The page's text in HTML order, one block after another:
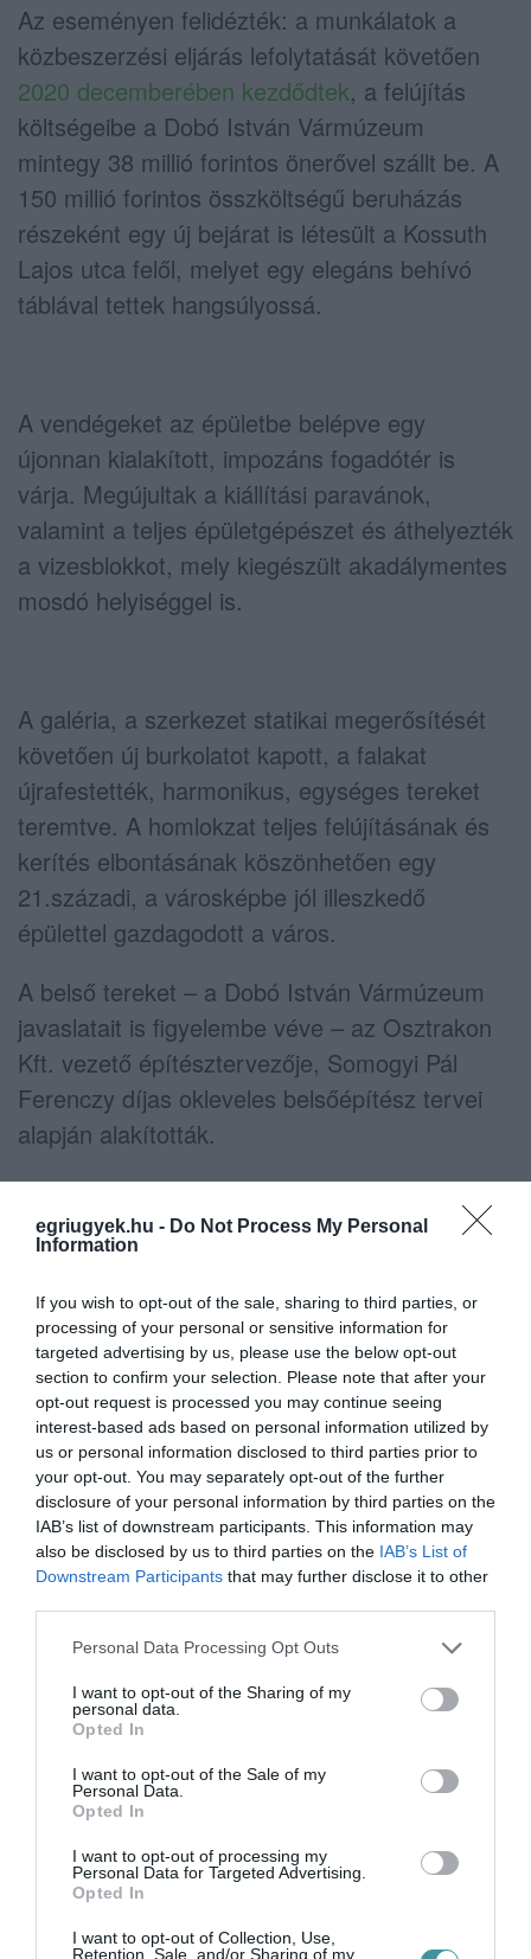
egriugyek.hu - Do Not Process My Personal
Information
If you wish to opt-out of the sale, sharing to third parties, or
processing of your personal or sensitive information for
targeted advertising by us, please use the below opt-out
section to confirm your selection. Please note that after your
opt-out request is processed you may continue seeing
interest-based ads based on personal information utilized by
us or personal information disclosed to third parties prior to
your opt-out. You may separately opt-out of the further
disclosure of your personal information by third parties on the
IAB’s list of downstream participants. This information may
also be disclosed by us to third parties on the IAB’s List of
Downstream Participants that may further disclose it to other
Please note that this website/app uses one or more Google
not limited to your visit or usage behaviour. You may click to
grant or deny consent to Google and its third-party tags to
use your data for below specified purposes in below Google
consent section.
Personal Data Processing Opt Outs
I want to opt-out of the Sharing of my
personal data.
Opted In
I want to opt-out of the Sale of my
Personal Data.
Opted In
I want to opt-out of processing my
Personal Data for Targeted Advertising.
Opted In
I want to opt-out of Collection, Use,
Retention, Sale, and/or Sharing of my
Az eseményen felidézték: a munkálatok a
közbeszerzési eljárás lefolytatását követően
2020 decemberében kezdődtek, a felújítás
költségeibe a Dobó István Vármúzeum
mintegy 38 millió forintos önerővel szállt be. A
150 millió forintos összköltségű beruházás
részeként egy új bejárat is létesült a Kossuth
Lajos utca felől, melyet egy elegáns behívó
táblával tettek hangsúlyossá.
A vendégeket az épületbe belépve egy
újonnan kialakított, impozáns fogadótér is
várja. Megújultak a kiállítási paravánok,
valamint a teljes épületgépészet és áthelyezték
a vizesblokkot, mely kiegészült akadálymentes
mosdó helyiséggel is.
A galéria, a szerkezet statikai megerősítését
követően új burkolatot kapott, a falakat
újrafestették, harmonikus, egységes tereket
teremtve. A homlokzat teljes felújításának és
kerítés elbontásának köszönhetően egy
21.századi, a városképbe jól illeszkedő
épülettel gazdagodott a város.
A belső tereket – a Dobó István Vármúzeum
javaslatait is figyelembe véve – az Osztrakon
Kft. vezető építésztervezője, Somogyi Pál
Ferenczy díjas okleveles belsőépítész tervei
alapján alakították.
A Ziffer Sándor Galéria alkalmassá vált állandó
és időszakos kiállítások, valamint közösségi
programok megrendezésére. Hamarosan
pedig egy hiánypótló képzőművészeti tárlatot,
valamint a XXIV. Akvarell Trinállé zsűtizett
alkotásait tekintheiuk meg az érdeklődők.
Tekintse meg a teljes galériánkat:
#GALLERY_120#
Ne maradjon le a legfrissebb hírekről, kövessen
bennünket az EGRI ÜGYEK Google Hírek oldalán!
VISSZA A FŐOLDALRA